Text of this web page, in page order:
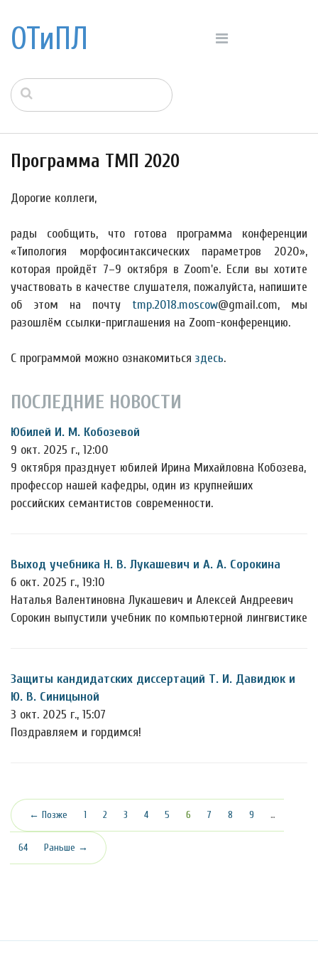
ОТиПЛ
Программа ТМП 2020
Дорогие коллеги,
рады сообщить, что готова программа конференции
«Типология морфосинтаксических параметров 2020»,
которая пройдёт 7–9 октября в Zoom'е. Если вы хотите
участвовать в качестве слушателя, пожалуйста, напишите
об этом на почту tmp.2018.moscow@gmail.com, мы
разошлём ссылки-приглашения на Zoom-конференцию.
С программой можно ознакомитьсяздесь.
ПОСЛЕДНИЕ НОВОСТИ
Юбилей И. М. Кобозевой
9 окт. 2025 г., 12:00
9 октября празднует юбилей Ирина Михайловна Кобозева,
профессор нашей кафедры, один из крупнейших
российских семантистов современности.
Выход учебника Н. В. Лукашевич и А. А. Сорокина
6 окт. 2025 г., 19:10
Наталья Валентиновна Лукашевич и Алексей Андреевич
Сорокин выпустили учебник по компьютерной лингвистике
Защиты кандидатских диссертаций Т. И. Давидюк и
Ю. В. Синицыной
3 окт. 2025 г., 15:07
Поздравляем и гордимся!
← Позже 1 2 3 4 5 6 (текущая)
7 8 9 …
64 Раньше →